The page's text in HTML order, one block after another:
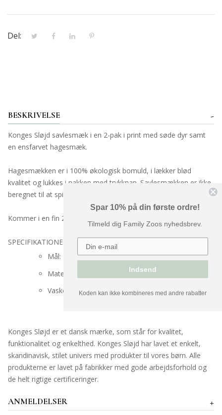
Del:
BESKRIVELSE
Konges Sløjd savlesmæk i en 2-pak i print med søde dyr samt
en ensfarvet hagesmæk.
Hagesmækken er i 100% økologisk bomuld, i lækker blød
kvalitet og lukkes i nakken med trykknap. Savlesmækken er ikke
beregnet til at spise med.
Kommer i en fin 2-pak.
SPECIFIKATIONER
Mål: Måler 11 cm fra hagen og ned.
Materiale: 95% økologisk bomuld 5% elastan
Vaskeanvisning: 30 grader
Konges Sløjd er et dansk mærke, som står for kvalitet,
funktionalitet og enkelthed. Konges Sløjd har lavet et enkelt,
skandinavisk, stilet univers med produkter til vores børn. Alle
produkterne er lavet på fabrikker med gode arbejdsforhold og
de helt rigtige certificeringer.
ANMELDELSER
Spar 10% på din første ordre!
Tilmeld dig Family Zoos nyhedsbrev.
Indsend
Koden kan ikke kombineres med andre rabatter